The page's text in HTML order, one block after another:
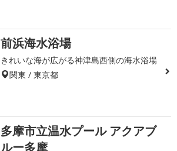
前浜海水浴場
きれいな海が広がる神津島西側の海水浴場
関東 / 東京都
多摩市立温水プール アクアブ
ルー多摩